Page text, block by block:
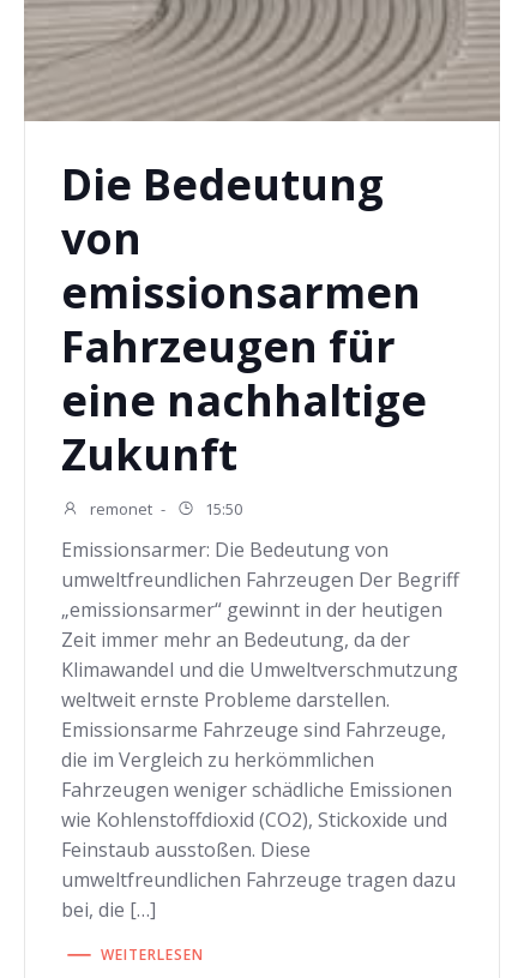
Die Bedeutung
von
emissionsarmen
Fahrzeugen für
eine nachhaltige
Zukunft
remonet - 15:50
Emissionsarmer: Die Bedeutung von
umweltfreundlichen Fahrzeugen Der Begriff
„emissionsarmer“ gewinnt in der heutigen
Zeit immer mehr an Bedeutung, da der
Klimawandel und die Umweltverschmutzung
weltweit ernste Probleme darstellen.
Emissionsarme Fahrzeuge sind Fahrzeuge,
die im Vergleich zu herkömmlichen
Fahrzeugen weniger schädliche Emissionen
wie Kohlenstoffdioxid (CO2), Stickoxide und
Feinstaub ausstoßen. Diese
umweltfreundlichen Fahrzeuge tragen dazu
bei, die […]
WEITERLESEN